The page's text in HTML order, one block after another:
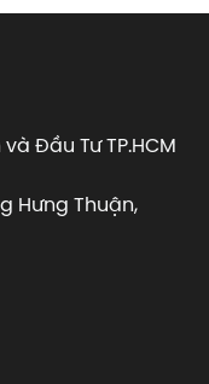
Đầu Tư TP.HCM
Hưng Thuận,